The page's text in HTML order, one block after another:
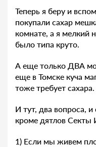
Теперь я беру и
покупали сахар
комнате, а я мелкий
было типа круто.
А еще только ДВА
еще в Томске куча
тоже требует сахара.
И тут, два вопроса,
кроме дятлов Секты
1) Если мы живем